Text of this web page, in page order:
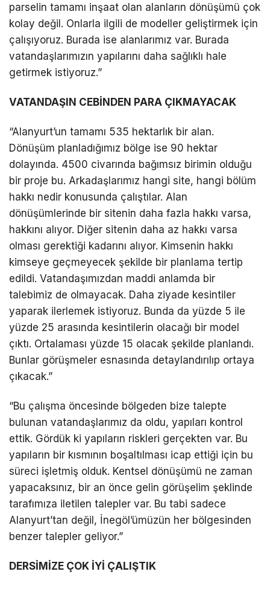
parselin tamamı inşaat olan alanların dönüşümü çok
kolay değil. Onlarla ilgili de modeller geliştirmek için
çalışıyoruz. Burada ise alanlarımız var. Burada
vatandaşlarımızın yapılarını daha sağlıklı hale
getirmek istiyoruz.”
VATANDAŞIN CEBİNDEN PARA ÇIKMAYACAK
“Alanyurt’un tamamı 535 hektarlık bir alan.
Dönüşüm planladığımız bölge ise 90 hektar
dolayında. 4500 civarında bağımsız birimin olduğu
bir proje bu. Arkadaşlarımız hangi site, hangi bölüm
hakkı nedir konusunda çalıştılar. Alan
dönüşümlerinde bir sitenin daha fazla hakkı varsa,
hakkını alıyor. Diğer sitenin daha az hakkı varsa
olması gerektiği kadarını alıyor. Kimsenin hakkı
kimseye geçmeyecek şekilde bir planlama tertip
edildi. Vatandaşımızdan maddi anlamda bir
talebimiz de olmayacak. Daha ziyade kesintiler
yaparak ilerlemek istiyoruz. Bunda da yüzde 5 ile
yüzde 25 arasında kesintilerin olacağı bir model
çıktı. Ortalaması yüzde 15 olacak şekilde planlandı.
Bunlar görüşmeler esnasında detaylandırılıp ortaya
çıkacak.”
“Bu çalışma öncesinde bölgeden bize talepte
bulunan vatandaşlarımız da oldu, yapıları kontrol
ettik. Gördük ki yapıların riskleri gerçekten var. Bu
yapıların bir kısmının boşaltılması icap ettiği için bu
süreci işletmiş olduk. Kentsel dönüşümü ne zaman
yapacaksınız, bir an önce gelin görüşelim şeklinde
tarafımıza iletilen talepler var. Bu tabi sadece
Alanyurt’tan değil, İnegöl’ümüzün her bölgesinden
benzer talepler geliyor.”
DERSİMİZE ÇOK İYİ ÇALIŞTIK